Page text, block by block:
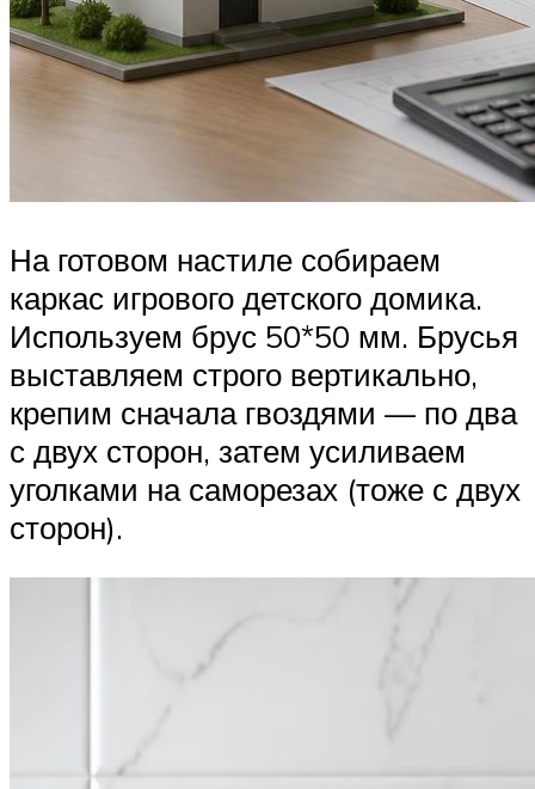
На готовом настиле собираем
каркас игрового детского домика.
Используем брус 50*50 мм. Брусья
выставляем строго вертикально,
крепим сначала гвоздями — по два
с двух сторон, затем усиливаем
уголками на саморезах (тоже с двух
сторон).